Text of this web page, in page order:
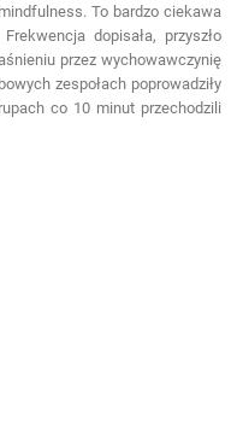
To bardzo ciekawa
dopisała, przyszło
przez wychowawczynię
zespołach poprowadziły
co 10 minut przechodzili